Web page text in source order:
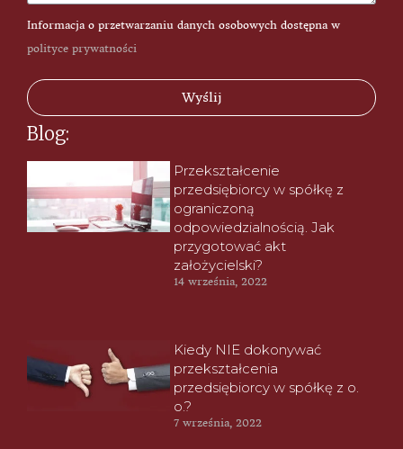
Informacja o przetwarzaniu danych osobowych dostępna w
polityce prywatności
Wyślij
Blog:
Przekształcenie
przedsiębiorcy w spółkę z
ograniczoną
odpowiedzialnością. Jak
przygotować akt
założycielski?
14 września, 2022
Kiedy NIE dokonywać
przekształcenia
przedsiębiorcy w spółkę z o.
o.?
7 września, 2022